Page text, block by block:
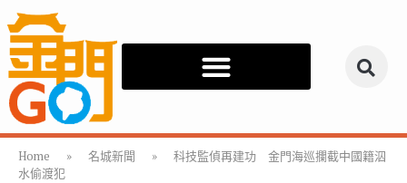
Home » 名城新聞 »
科技監偵再建功 金門海巡攔截中國籍泅
水偷渡犯